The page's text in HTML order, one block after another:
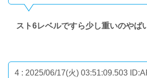
スト6レベルですら少し重いのやば
4 : 2025/06/17(火) 03:51:09.503